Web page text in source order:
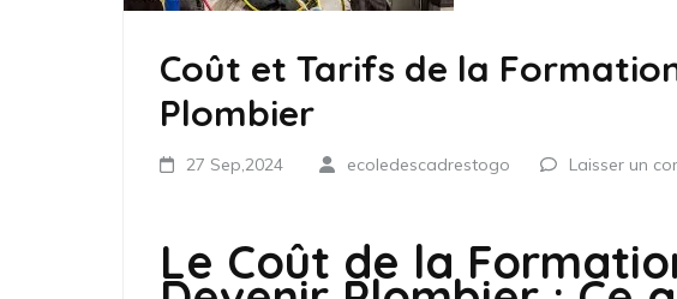
Coût et Tarifs de la
Plombier
27 Sep,2024 ecoledescadrestogo Laisser un
Le Coût de la